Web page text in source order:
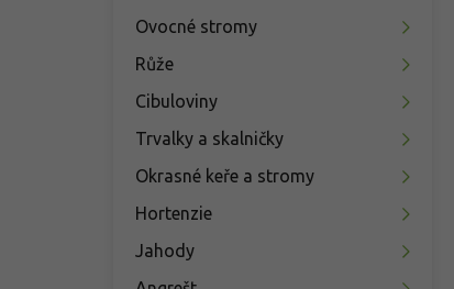
Ovocné stromy
Růže
Cibuloviny
Trvalky a skalničky
Okrasné keře a stromy
Hortenzie
Jahody